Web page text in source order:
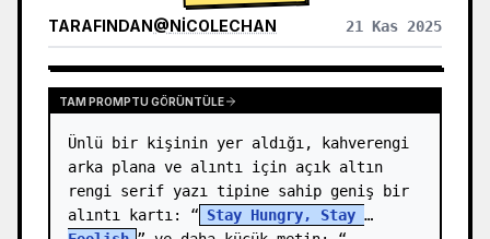
TARAFINDAN@NICOLECHAN 21 Kas 2025
DIĞER MODELLERIN SONUÇLARINI GÖRÜNTÜLE
TAM PROMPTU GÖRÜNTÜLE
Ünlü bir kişinin yer aldığı, kahverengi
arka plana ve alıntı için açık altın
rengi serif yazı tipine sahip geniş bir
alıntı kartı: “ Stay Hungry, Stay